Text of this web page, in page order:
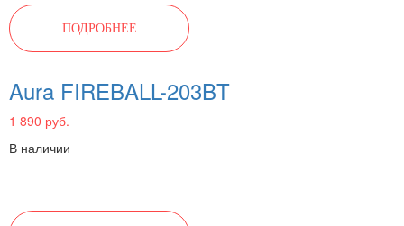
ПОДРОБНЕЕ
Aura FIREBALL-203BT
1 890 руб.
В наличии